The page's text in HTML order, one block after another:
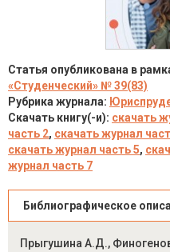
Статья опубликована в
«Студенческий» № 39(83)
Рубрика журнала:
Скачать книгу(-и): скачать
часть 2, скачать журнал
скачать журнал часть 5,
журнал часть 7
Библиографическое
Прыгушина А.Д.,